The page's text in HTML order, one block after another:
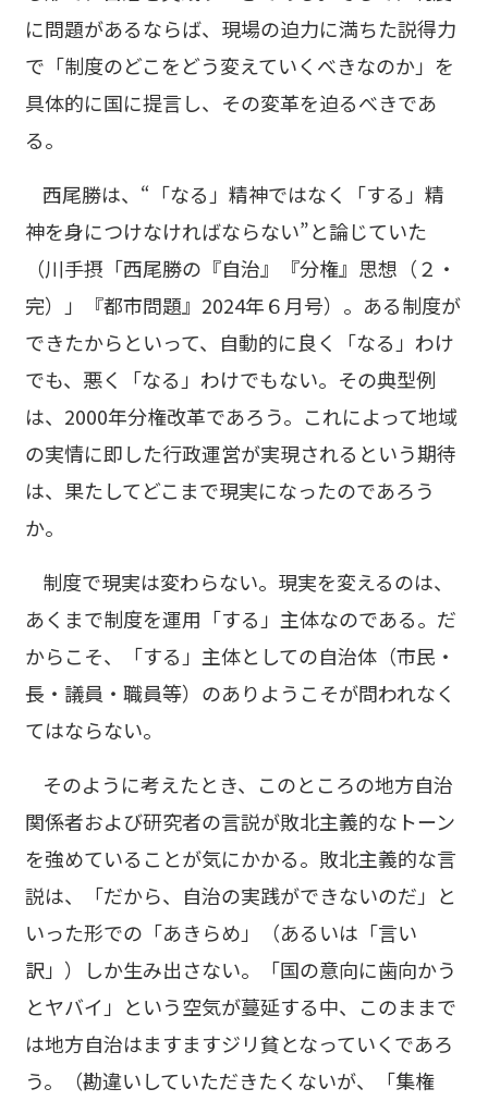
に問題があるならば、現場の迫力に満ちた説得力
で「制度のどこをどう変えていくべきなのか」を
具体的に国に提言し、その変革を迫るべきであ
る。
西尾勝は、“「なる」精神ではなく「する」精
神を身につけなければならない”と論じていた
（川手摂「西尾勝の『自治』『分権』思想（２・
完）」『都市問題』2024年６月号）。ある制度が
できたからといって、自動的に良く「なる」わけ
でも、悪く「なる」わけでもない。その典型例
は、2000年分権改革であろう。これによって地域
の実情に即した行政運営が実現されるという期待
は、果たしてどこまで現実になったのであろう
か。
制度で現実は変わらない。現実を変えるのは、
あくまで制度を運用「する」主体なのである。だ
からこそ、「する」主体としての自治体（市民・
長・議員・職員等）のありようこそが問われなく
てはならない。
そのように考えたとき、このところの地方自治
関係者および研究者の言説が敗北主義的なトーン
を強めていることが気にかかる。敗北主義的な言
説は、「だから、自治の実践ができないのだ」と
いった形での「あきらめ」（あるいは「言い
訳」）しか生み出さない。「国の意向に歯向かう
とヤバイ」という空気が蔓延する中、このままで
は地方自治はますますジリ貧となっていくであろ
う。（勘違いしていただきたくないが、「集権